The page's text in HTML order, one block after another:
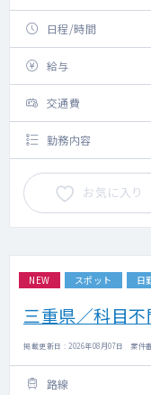
日程/時間
給与
交通費
勤務内容
お気に入り
NEW スポット 日
三重県／科目
掲載更新日 : 2026年08月07日 案件
路線